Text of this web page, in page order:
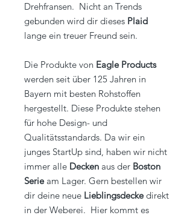
Drehfransen. Nicht an Trends
gebunden wird dir dieses Plaid
lange ein treuer Freund sein.
Die Produkte von Eagle Products
werden seit über 125 Jahren in
Bayern mit besten Rohstoffen
hergestellt. Diese Produkte stehen
für hohe Design- und
Qualitätsstandards. Da wir ein
junges StartUp sind, haben wir nicht
immer alle Decken aus der Boston
Serieam Lager. Gern bestellen wir
dir deine neue Lieblingsdeckedirekt
in der Weberei. Hier kommt es